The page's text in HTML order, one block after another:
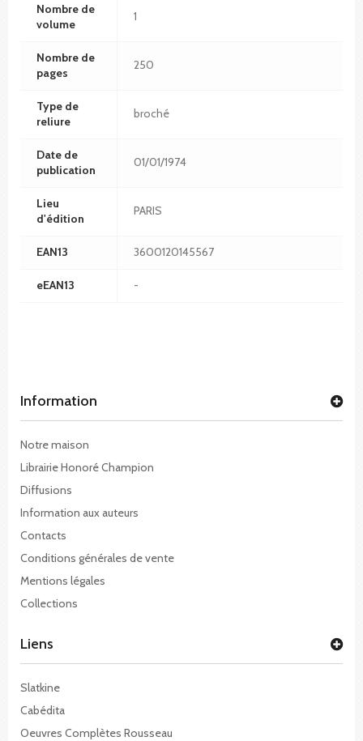
Nombre de
volume
1
Nombre de
pages
250
Type de
reliure
broché
Date de
publication
01/01/1974
Lieu
d'édition
PARIS
EAN13 3600120145567
eEAN13 -
Information
Notre maison
Librairie Honoré Champion
Diffusions
Information aux auteurs
Contacts
Conditions générales de vente
Mentions légales
Collections
Liens
Slatkine
Cabédita
Oeuvres Complètes Rousseau